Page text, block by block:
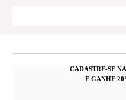
CADASTRE-SE
E GANHE